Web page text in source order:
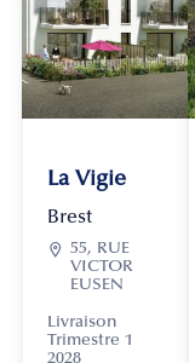
La Vigie
Brest
 55, RUE
VICTOR
EUSEN
Livraison
Trimestre 1
2028